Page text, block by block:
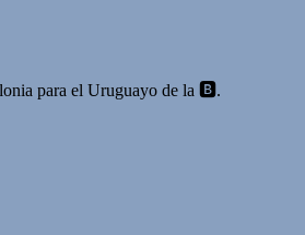
para el Uruguayo de la 🅱️.